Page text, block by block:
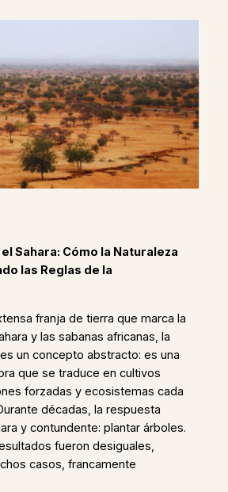
Sahara: Cómo la Naturaleza
las Reglas de la
franja de tierra que marca la
y las sabanas africanas, la
un concepto abstracto: es una
que se traduce en cultivos
forzadas y ecosistemas cada
décadas, la respuesta
y contundente: plantar árboles.
fueron desiguales,
casos, francamente